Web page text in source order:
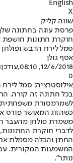
English
X
שווה קליק
פרסת עוגה בחתונה
חוקרת חתונות חושפת
סמל לירח הדבש
אסף גולן
12/6/2018, 08:10
,עודכן
0
אילוסטרציה: סמל
בכל חתונה זה קורה.
לשמרמסורת משפחתית
כשהזוג המאושר פורס
משמרת פולחן מהעבר
לדברי חוקרת
החתן והכלה מסמלת את
המשמעות המקורית.
נותר".